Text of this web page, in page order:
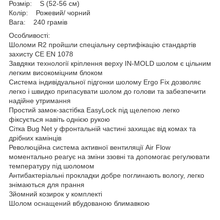
Розмір: S (52-56 см)
Колір: Рожевий/ чорний
Вага: 240 грамів
Особливості:
Шоломи R2 пройшли спеціальну сертифікацію стандартів
захисту CE EN 1078
Завдяки технології кріплення верху IN-MOLD шолом є цільним
легким високоміцним блоком
Система індивідуальної підгонки шолому Ergo Fix дозволяє
легко і швидко припасувати шолом до голови та забезпечити
надійне утримання
Простий замок-застібка EasyLock під щелепою легко
фіксується навіть однією рукою
Сітка Bug Net у фронтальній частині захищає від комах та
дрібних камінців
Революційна система активної вентиляції Air Flow
моментально реагує на зміни ззовні та допомогає регулювати
температуру під шоломом
Антибактеріальні прокладки добре поглинають вологу, легко
знімаються для прання
Зйомний козирок у комплекті
Шолом оснащений вбудованою блимавкою